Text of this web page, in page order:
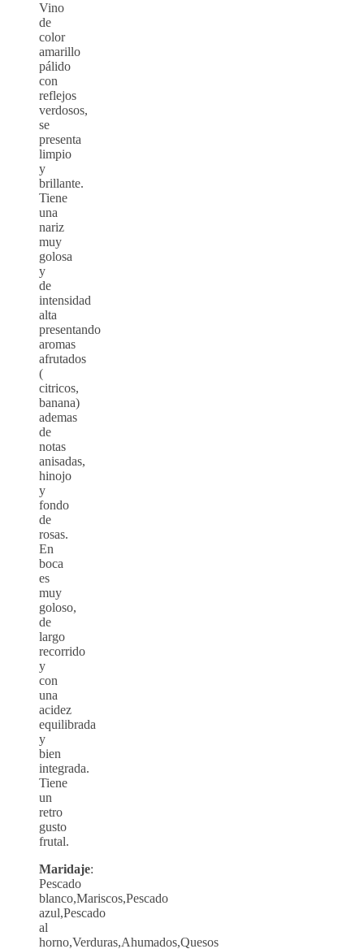
Vino
de
color
amarillo
pálido
con
reflejos
verdosos,
se
presenta
limpio
y
brillante.
Tiene
una
nariz
muy
golosa
y
de
intensidad
alta
presentando
aromas
afrutados
(
citricos,
banana)
ademas
de
notas
anisadas,
hinojo
y
fondo
de
rosas.
En
boca
es
muy
goloso,
de
largo
recorrido
y
con
una
acidez
equilibrada
y
bien
integrada.
Tiene
un
retro
gusto
frutal.
Maridaje:
Pescado
blanco,Mariscos,Pescado
azul,Pescado
al
horno,Verduras,Ahumados,Quesos